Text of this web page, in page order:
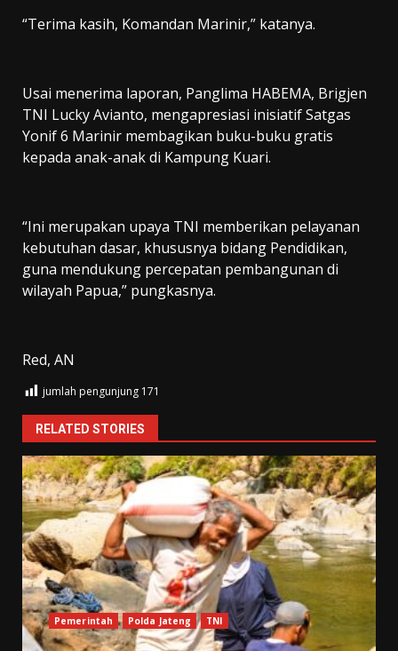
“Terima kasih, Komandan Marinir,” katanya.
Usai menerima laporan, Panglima HABEMA, Brigjen
TNI Lucky Avianto, mengapresiasi inisiatif Satgas
Yonif 6 Marinir membagikan buku-buku gratis
kepada anak-anak di Kampung Kuari.
“Ini merupakan upaya TNI memberikan pelayanan
kebutuhan dasar, khususnya bidang Pendidikan,
guna mendukung percepatan pembangunan di
wilayah Papua,” pungkasnya.
Red, AN
jumlah pengunjung 171
RELATED STORIES
Pemerintah Polda Jateng TNI